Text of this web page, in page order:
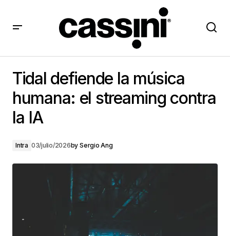
la IA
Tidal defiende la música
humana: el streaming contra
la IA
Intra 03/julio/2026by Sergio Ang